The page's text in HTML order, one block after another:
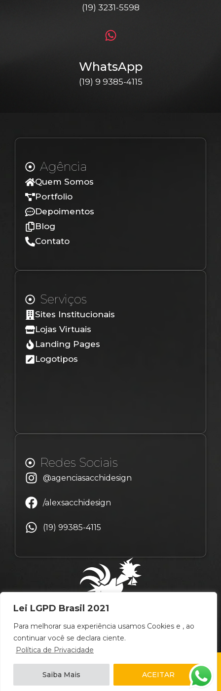
Lei LGPD Brasil 2021
Para melhorar sua experiência usamos Cookies e , ao
continuar você se declara ciente.
Política de Privacidade
Saiba Mais ACEITAR
(19) 3231-5598
WhatsApp
(19) 9 9385-4115
Agência
Quem Somos
Portfolio
Depoimentos
Blog
Contato
Serviços
Sites Institucionais
Lojas Virtuais
Landing Pages
Logotipos
Redes Sociais
@agenciasacchidesign
/alexsacchidesign
(19) 99385-4115
© Copyright Alex Sacchi Design – 2009 ~ 2026 –
Campinas
/Brasil